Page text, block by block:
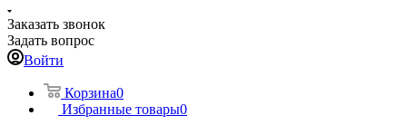
Заказать звонок
Задать вопрос
Войти
Корзина0
Избранные товары0